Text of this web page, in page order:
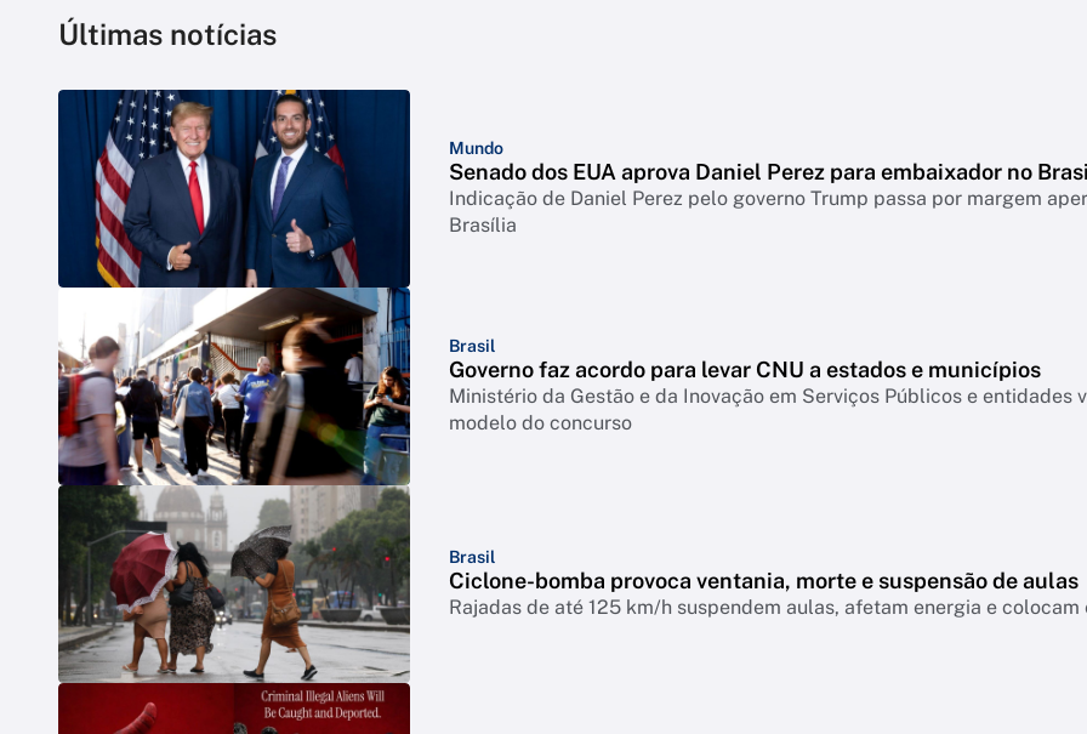
Últimas notícias
Mundo
Senado dos EUA aprova Daniel Perez para embaixador no
Indicação de Daniel Perez pelo governo Trump passa por margem
Brasília
Brasil
Governo faz acordo para levar CNU a estados e municípios
Ministério da Gestão e da Inovação em Serviços Públicos e
modelo do concurso
Brasil
Ciclone-bomba provoca ventania, morte e suspensão de aulas
Rajadas de até 125 km/h suspendem aulas, afetam energia e